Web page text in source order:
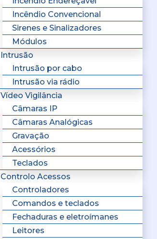
Incêndio Convencional
Sirenes e Sinalizadores
Módulos
Intrusão
Intrusão por cabo
Intrusão via rádio
Vídeo Vigilância
Câmaras IP
Câmaras Analógicas
Gravação
Acessórios
Teclados
Controlo Acessos
Controladores
Comandos e teclados
Fechaduras e eletroímanes
Leitores